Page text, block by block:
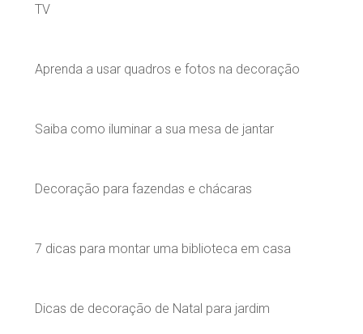
TV
Aprenda a usar quadros e fotos na decoração
Saiba como iluminar a sua mesa de jantar
Decoração para fazendas e chácaras
7 dicas para montar uma biblioteca em casa
Dicas de decoração de Natal para jardim